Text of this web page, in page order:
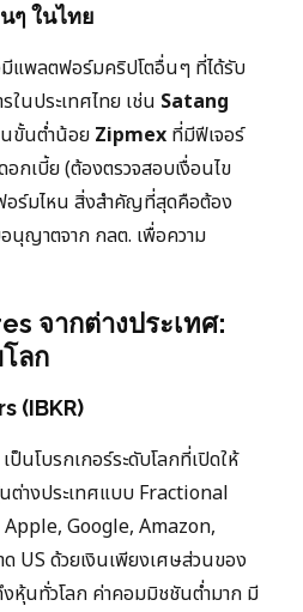
ๆ ในไทย
แพลตฟอร์มคริปโตอื่นๆ ที่ได้รับ
นประเทศไทย เช่น Satang
นขั้นต่ำน้อย Zipmex ที่มีฟีเจอร์
กเบี้ย (ต้องตรวจสอบเงื่อนไข
อร์มไหน สิ่งสำคัญที่สุดคือต้อง
นุญาตจาก กลต. เพื่อความ
จากต่างประเทศ:
ลก
(IBKR)
เป็นโบรกเกอร์ระดับโลกที่เปิดให้
ต่างประเทศแบบ Fractional
Apple, Google, Amazon,
US ด้วยเงินเพียงเศษส่วนของ
งหุ้นทั่วโลก ค่าคอมมิชชันต่ำมาก มี